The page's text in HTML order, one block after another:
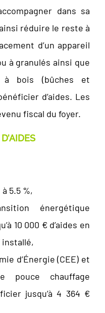
dans sa
réduire le reste à
d’un appareil
à granulés ainsi que
à bois (bûches et
d’aides. Les
fiscal du foyer.
5.5 %,
énergétique
10 000 € d’aides en
d’Énergie (CEE) et
pouce chauffage
jusqu’à 4 364 €